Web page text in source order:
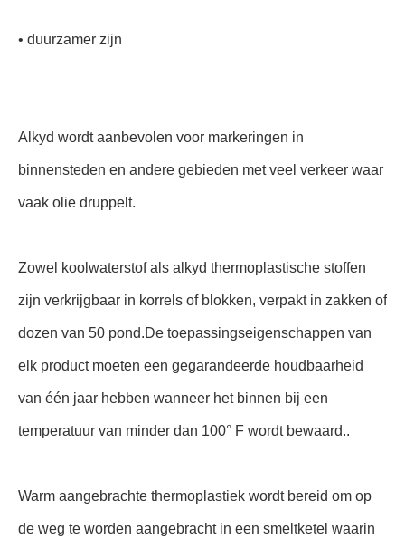
• duurzamer zijn
Alkyd wordt aanbevolen voor markeringen in
binnensteden en andere gebieden met veel verkeer waar
vaak olie druppelt.
Zowel koolwaterstof als alkyd thermoplastische stoffen
zijn verkrijgbaar in korrels of blokken, verpakt in zakken of
dozen van 50 pond.De toepassingseigenschappen van
elk product moeten een gegarandeerde houdbaarheid
van één jaar hebben wanneer het binnen bij een
temperatuur van minder dan 100° F wordt bewaard..
Warm aangebrachte thermoplastiek wordt bereid om op
de weg te worden aangebracht in een smeltketel waarin